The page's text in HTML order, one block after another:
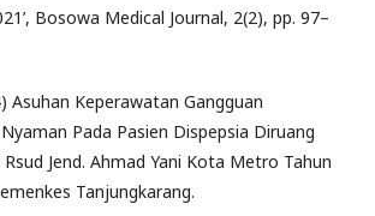
Bosowa Medical Journal, 2(2), pp. 97–
Asuhan Keperawatan Gangguan
Pada Pasien Dispepsia Diruang
Jend. Ahmad Yani Kota Metro Tahun
Tanjungkarang.